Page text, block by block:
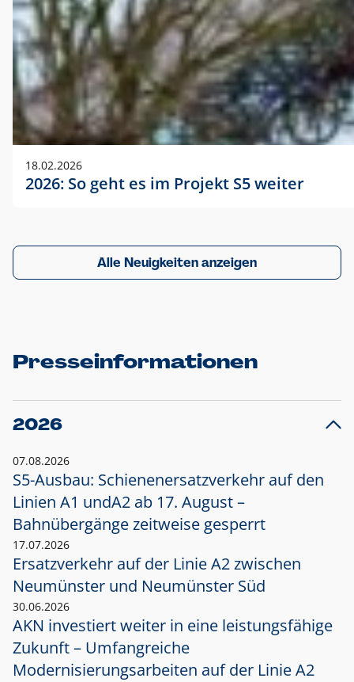
18.02.2026
2026: So geht es im Projekt S5 weiter
Alle Neuigkeiten anzeigen
Presseinformationen
2026
07.08.2026
S5-Ausbau: Schienenersatzverkehr auf den
Linien A1 undA2 ab 17. August –
Bahnübergänge zeitweise gesperrt
17.07.2026
Ersatzverkehr auf der Linie A2 zwischen
Neumünster und Neumünster Süd
30.06.2026
AKN investiert weiter in eine leistungsfähige
Zukunft – Umfangreiche
Modernisierungsarbeiten auf der Linie A2